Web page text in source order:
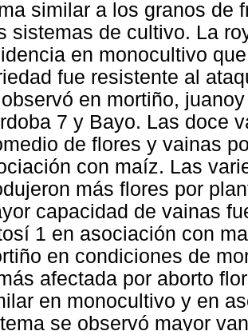
similar a los granos de
sistemas de cultivo. La
en monocultivo
fue resistente al
en mortiño,
7 y Bayo. Las doce
de flores y vainas
con maíz. Las
más flores por
capacidad de vainas
1 en asociación con
en condiciones de
afectada por aborto
en monocultivo y en
se observó mayor